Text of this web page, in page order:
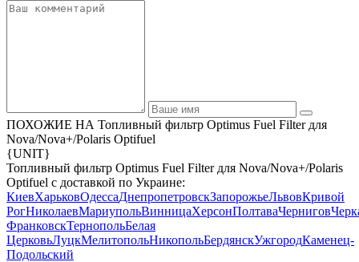
ПОХОЖИЕ НА Топливный фильтр Optimus Fuel Filter для
Nova/Nova+/Polaris Optifuel
{UNIT}
Топливный фильтр Optimus Fuel Filter для Nova/Nova+/Polaris
Optifuel с доставкой по Украине:
КиевХарьковОдессаДнепропетровскЗапорожьеЛьвовКривой
РогНиколаевМариупольВинницаХерсонПолтаваЧернигов
ФранковскТернопольБелая
ЦерковьЛуцкМелитопольНикопольБердянскУжгородКаменец-
Подольский